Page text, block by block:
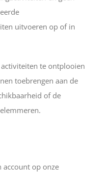
uitvoeren op of in
te ontplooien
toebrengen aan de
of de
account op onze